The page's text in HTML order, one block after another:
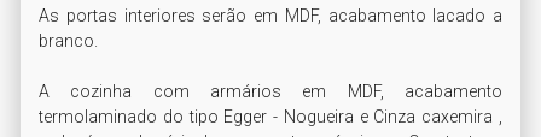
As portas interiores serão em MDF, acabamento lacado a
branco.
A cozinha com armários em MDF, acabamento
termolaminado do tipo Egger - Nogueira e Cinza caxemira ,